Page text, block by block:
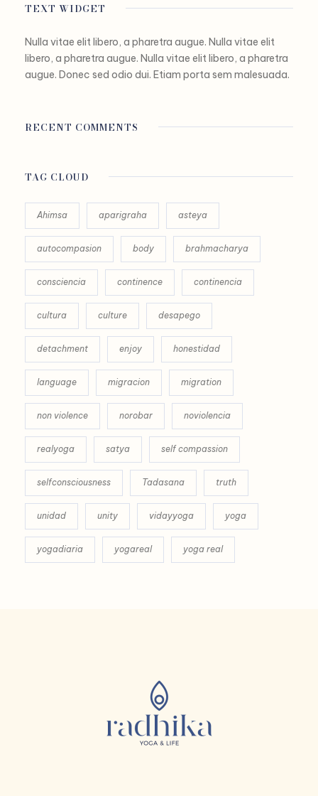
TEXT WIDGET
Nulla vitae elit libero, a pharetra augue. Nulla vitae elit
libero, a pharetra augue. Nulla vitae elit libero, a pharetra
augue. Donec sed odio dui. Etiam porta sem malesuada.
RECENT COMMENTS
TAG CLOUD
Ahimsa aparigraha asteya
autocompasion body brahmacharya
consciencia continence continencia
cultura culture desapego
detachment enjoy honestidad
language migracion migration
non violence norobar noviolencia
realyoga satya self compassion
selfconsciousness Tadasana truth
unidad unity vidayyoga yoga
yogadiaria yogareal yoga real